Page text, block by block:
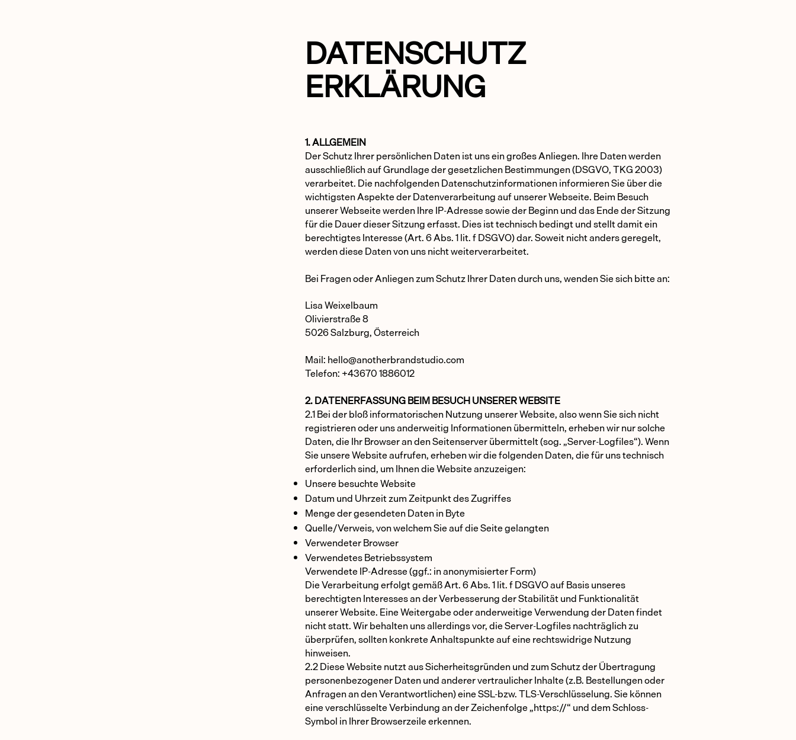
DATENSCHUTZ
ERKLÄRUNG
1. ALLGEMEIN
Der Schutz Ihrer persönlichen Daten ist uns ein großes Anliegen. Ihre Daten werden
ausschließlich auf Grundlage der gesetzlichen Bestimmungen (DSGVO, TKG 2003)
verarbeitet. Die nachfolgenden Datenschutzinformationen informieren Sie über die
wichtigsten Aspekte der Datenverarbeitung auf unserer Webseite. Beim Besuch
unserer Webseite werden Ihre IP-Adresse sowie der Beginn und das Ende der Sitzung
für die Dauer dieser Sitzung erfasst. Dies ist technisch bedingt und stellt damit ein
berechtigtes Interesse (Art. 6 Abs. 1 lit. f DSGVO) dar. Soweit nicht anders geregelt,
werden diese Daten von uns nicht weiterverarbeitet.
Bei Fragen oder Anliegen zum Schutz Ihrer Daten durch uns, wenden Sie sich bitte an:
Lisa Weixelbaum
Olivierstraße 8
5026 Salzburg, Österreich
Mail: hello@anotherbrandstudio.com
Telefon: +43670 1886012​
2. DATENERFASSUNG BEIM BESUCH UNSERER WEBSITE
2.1 Bei der bloß informatorischen Nutzung unserer Website, also wenn Sie sich nicht
registrieren oder uns anderweitig Informationen übermitteln, erheben wir nur solche
Daten, die Ihr Browser an den Seitenserver übermittelt (sog. „Server-Logfiles“). Wenn
Sie unsere Website aufrufen, erheben wir die folgenden Daten, die für uns technisch
erforderlich sind, um Ihnen die Website anzuzeigen:
Unsere besuchte Website
Datum und Uhrzeit zum Zeitpunkt des Zugriffes
Menge der gesendeten Daten in Byte
Quelle/Verweis, von welchem Sie auf die Seite gelangten
Verwendeter Browser
Verwendetes Betriebssystem
Verwendete IP-Adresse (ggf.: in anonymisierter Form)
Die Verarbeitung erfolgt gemäß Art. 6 Abs. 1 lit. f DSGVO auf Basis unseres
berechtigten Interesses an der Verbesserung der Stabilität und Funktionalität
unserer Website. Eine Weitergabe oder anderweitige Verwendung der Daten findet
nicht statt. Wir behalten uns allerdings vor, die Server-Logfiles nachträglich zu
überprüfen, sollten konkrete Anhaltspunkte auf eine rechtswidrige Nutzung
hinweisen.
2.2 Diese Website nutzt aus Sicherheitsgründen und zum Schutz der Übertragung
personenbezogener Daten und anderer vertraulicher Inhalte (z.B. Bestellungen oder
Anfragen an den Verantwortlichen) eine SSL-bzw. TLS-Verschlüsselung. Sie können
eine verschlüsselte Verbindung an der Zeichenfolge „https://“ und dem Schloss-
Symbol in Ihrer Browserzeile erkennen.